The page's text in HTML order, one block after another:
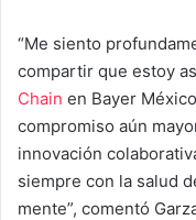
“Me siento
compartir que estoy
Chain en Bayer
compromiso aún
innovación
siempre con la salud
mente”, comentó